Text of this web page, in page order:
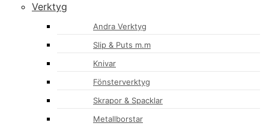
Verktyg
Andra Verktyg
Slip & Puts m.m
Knivar
Fönsterverktyg
Skrapor & Spacklar
Metallborstar